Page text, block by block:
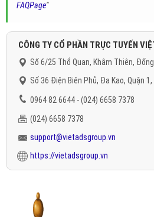
FAQPage"
CÔNG TY CỔ PHẦN TRỰC TUYẾN
Số 6/25 Thổ Quan, Khâm Thiên,
Số 36 Điện Biên Phủ, Đa Kao, Quận 1,
0964 82 6644 - (024) 6658 7378
(024) 6658 7378
support@vietadsgroup.vn
https://vietadsgroup.vn